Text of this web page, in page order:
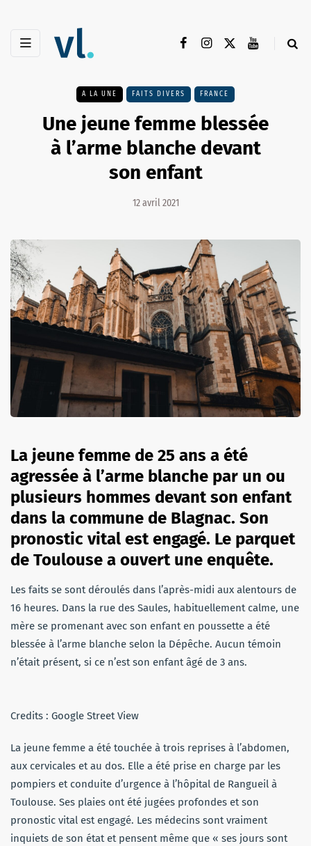
A LA UNE FAITS DIVERS FRANCE
Une jeune femme blessée
à l’arme blanche devant
son enfant
12 avril 2021
La jeune femme de 25 ans a été
agressée à l’arme blanche par un ou
plusieurs hommes devant son enfant
dans la commune de Blagnac. Son
pronostic vital est engagé. Le parquet
de Toulouse a ouvert une enquête.
Les faits se sont déroulés dans l’après-midi aux alentours de
16 heures. Dans la rue des Saules, habituellement calme, une
mère se promenant avec son enfant en poussette a été
blessée à l’arme blanche selon la Dépêche. Aucun témoin
n’était présent, si ce n’est son enfant âgé de 3 ans.
Credits : Google Street View
La jeune femme a été touchée à trois reprises à l’abdomen,
aux cervicales et au dos. Elle a été prise en charge par les
pompiers et conduite d’urgence à l’hôpital de Rangueil à
Toulouse. Ses plaies ont été jugées profondes et son
pronostic vital est engagé. Les médecins sont vraiment
inquiets de son état et pensent même que « ses jours sont